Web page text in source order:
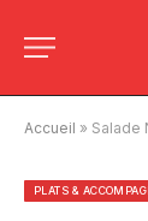
Accueil » Salade
PLATS &